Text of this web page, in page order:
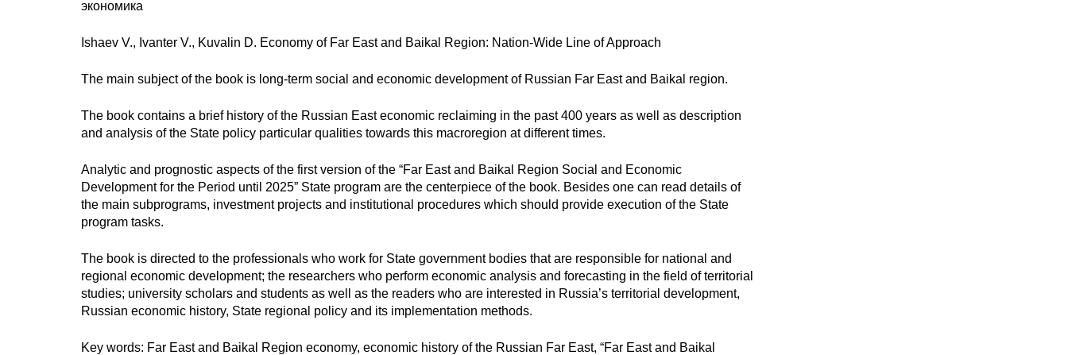
экономика
Ishaev V., Ivanter V., Kuvalin D. Economy of Far East and Baikal Region: Nation-Wide Line of Approach
The main subject of the book is long-term social and economic development of Russian Far East and Baikal region.
The book contains a brief history of the Russian East economic reclaiming in the past 400 years as well as description
and analysis of the State policy particular qualities towards this macroregion at different times.
Analytic and prognostic aspects of the first version of the “Far East and Baikal Region Social and Economic
Development for the Period until 2025” State program are the centerpiece of the book. Besides one can read details of
the main subprograms, investment projects and institutional procedures which should provide execution of the State
program tasks.
The book is directed to the professionals who work for State government bodies that are responsible for national and
regional economic development; the researchers who perform economic analysis and forecasting in the field of territorial
studies; university scholars and students as well as the readers who are interested in Russia’s territorial development,
Russian economic history, State regional policy and its implementation methods.
Key words: Far East and Baikal Region economy, economic history of the Russian Far East, “Far East and Baikal